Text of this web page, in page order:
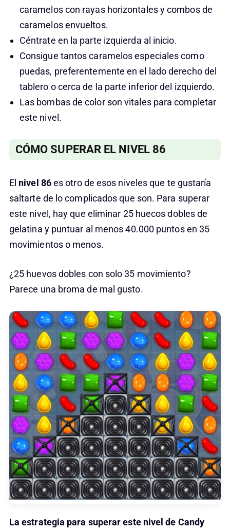
caramelos con rayas horizontales y combos de
caramelos envueltos.
Céntrate en la parte izquierda al inicio.
Consigue tantos caramelos especiales como
puedas, preferentemente en el lado derecho del
tablero o cerca de la parte inferior del izquierdo.
Las bombas de color son vitales para completar
este nivel.
CÓMO SUPERAR EL NIVEL 86
El nivel 86es otro de esos niveles que te gustaría
saltarte de lo complicados que son. Para superar
este nivel, hay que eliminar 25 huecos dobles de
gelatina y puntuar al menos 40.000 puntos en 35
movimientos o menos.
¿25 huevos dobles con solo 35 movimiento?
Parece una broma de mal gusto.
La estrategia para superar este nivel de Candy